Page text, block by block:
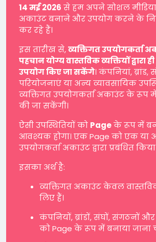
14 मई 2026 से हम अपने सोशल मीडिया
अकाउंट बनाने और उपयोग करने के
कर रहे हैं।
इस तारीख से,व्यक्तिगत उपयोगकर्ता
पहचान योग्य वास्तविक व्यक्तियों द्वारा
उपयोग किए जा सकेंगे। कंपनियां,
परियोजनाएं या अन्य व्यावसायिक
व्यक्तिगत उपयोगकर्ता अकाउंट के रूप
की जा सकेंगी।
ऐसी उपस्थितियों को Pageके रूप में
आवश्यक होगा। एक Page को एक या
उपयोगकर्ता अकाउंट द्वारा प्रबंधित
इसका अर्थ है:
व्यक्तिगत अकाउंट केवल
लिए हैं।
कंपनियों, ब्रांडों, संघों, संगठनों
को Page के रूप में बनाया जाना